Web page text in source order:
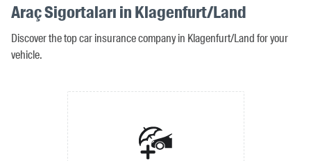
Araç Sigortaları in Klagenfurt/Land
Discover the top car insurance company in Klagenfurt/Land for your
vehicle.